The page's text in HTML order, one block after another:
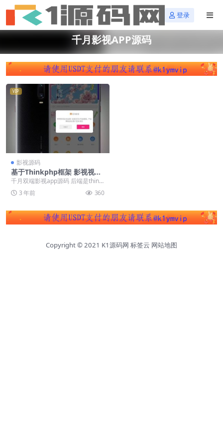
登录
千月影视APP源码
VIP
影视源码
基于Thinkphp框架 影视视频
APP系统源码 千月影视APP源
码 前后端完美匹配 附带教程
千月双端影视app源码 后端是think
php
3 年前 360
Copyright © 2021 K1源码网 标签云 网站地图